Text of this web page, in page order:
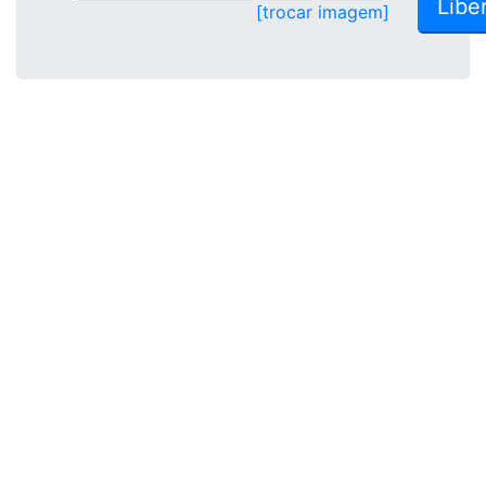
[trocar imagem]